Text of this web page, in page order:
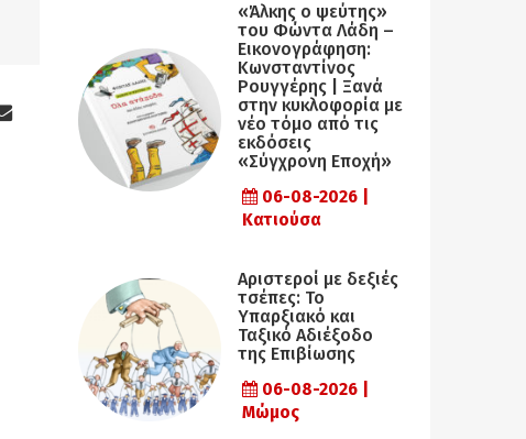
«Άλκης ο ψεύτης»
του Φώντα Λάδη –
Εικονογράφηση:
Κωνσταντίνος
Ρουγγέρης | Ξανά
στην κυκλοφορία με
νέο τόμο από τις
εκδόσεις
«Σύγχρονη Εποχή»
06-08-2026 |
Κατιούσα
Αριστεροί με δεξιές
τσέπες: Το
Υπαρξιακό και
Ταξικό Αδιέξοδο
της Επιβίωσης
06-08-2026 |
Μώμος